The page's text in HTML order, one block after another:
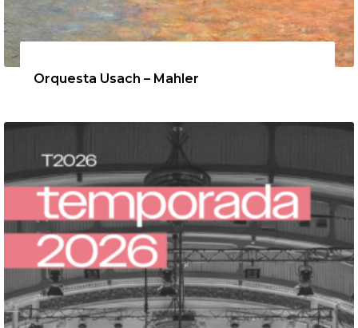
Orquesta Usach – Mahler